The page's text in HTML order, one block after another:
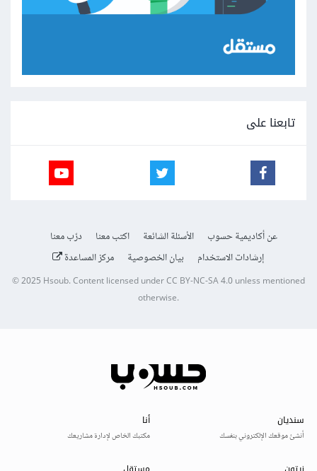
تابعنا على
عن أكاديمية حسوب الأسئلة الشائعة اكتب معنا
درّب معنا
إرشادات الاستخدام
بيان الخصوصية مركز المساعدة
© 2025Hsoub.Content licensed underCC BY-NC-SA 4.0unless mentioned
otherwise.